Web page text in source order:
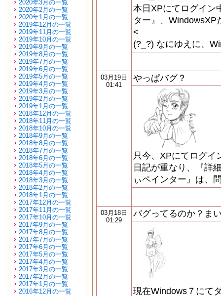
2020年3月の一覧
2020年2月の一覧
2020年1月の一覧
2019年12月の一覧
2019年11月の一覧
2019年10月の一覧
2019年9月の一覧
2019年8月の一覧
2019年7月の一覧
2019年6月の一覧
2019年5月の一覧
2019年4月の一覧
2019年3月の一覧
2019年2月の一覧
2019年1月の一覧
2018年12月の一覧
2018年11月の一覧
2018年10月の一覧
2018年9月の一覧
2018年8月の一覧
2018年7月の一覧
2018年6月の一覧
2018年5月の一覧
2018年4月の一覧
2018年3月の一覧
2018年2月の一覧
2018年1月の一覧
2017年12月の一覧
2017年11月の一覧
2017年10月の一覧
2017年9月の一覧
2017年8月の一覧
2017年7月の一覧
2017年6月の一覧
2017年5月の一覧
2017年4月の一覧
2017年3月の一覧
2017年2月の一覧
2017年1月の一覧
2016年12月の一覧
本日XPにてログイン
ター』、WindowsXP
<
(?_?) なにゆえに、
03月19日
01:41
やっぱバグ？
只今、XPにてログイ
日記が重なり、『詳
ぃペインター』は、
03月18日
01:29
バグってるのか？ま
現在Windows７にて